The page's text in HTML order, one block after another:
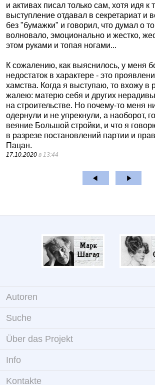
и активах писал только сам, хотя идя к
выступление отдавал в секретариат и
без "бумажки" и говорил, что думал о
волновало, эмоционально и жестко,
этом руками и топая ногами...
К сожалению, как выяснилось, у меня
недостаток в характере - это
хамства. Когда я выступаю, то вхожу в
жалею: матерю себя и других
на строительстве. Но почему-то меня
одернули и не упрекнули, а наоборот,
веяние Большой стройки, и что я
в разрезе постановлений партии и
Пацан.
17.10.2020 в 13:44
Autoren
Suche
Über das Projekt
Info
Kontakte